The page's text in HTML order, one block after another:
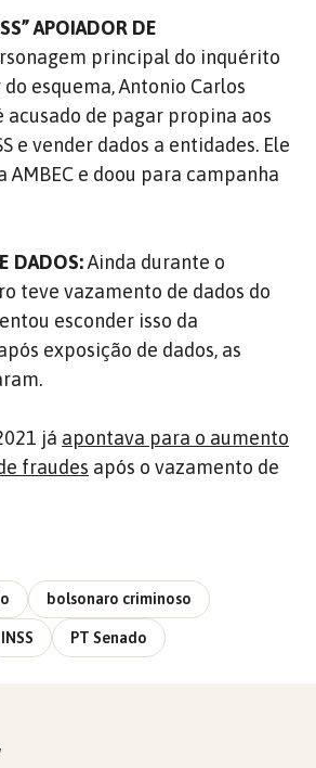
APOIADOR DE
principal do inquérito
esquema, Antonio Carlos
acusado de pagar propina aos
e vender dados a entidades. Ele
AMBEC e doou para campanha
DADOS:Ainda durante o
teve vazamento de dados do
esconder isso da
exposição de dados, as
já apontava para o aumento
fraudes após o vazamento de
bolsonaro criminoso
INSS PT Senado